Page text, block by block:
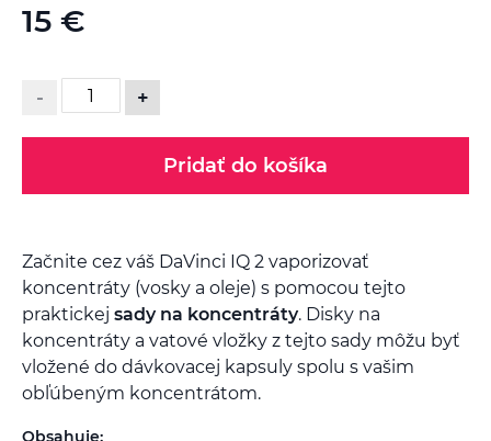
15 €
- +
Pridať do košíka
Začnite cez váš DaVinci IQ 2 vaporizovať
koncentráty (vosky a oleje) s pomocou tejto
praktickej sady na koncentráty. Disky na
koncentráty a vatové vložky z tejto sady môžu byť
vložené do dávkovacej kapsuly spolu s vašim
obľúbeným koncentrátom.
Obsahuje: